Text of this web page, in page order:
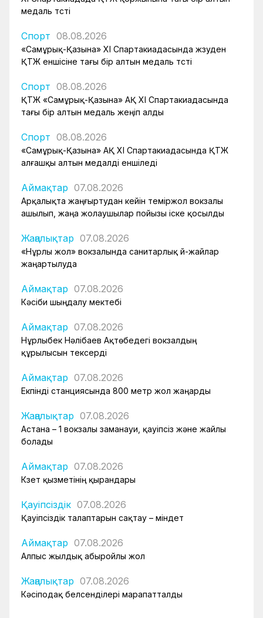
медаль түсті
Спорт 08.08.2026
«Самұрық-Қазына» XI Спартакиадасында жүзуден
ҚТЖ еншісіне тағы бір алтын медаль түсті
Спорт 08.08.2026
ҚТЖ «Самұрық-Қазына» АҚ XI Спартакиадасында
тағы бір алтын медаль жеңіп алды
Спорт 08.08.2026
«Самұрық-Қазына» АҚ XI Спартакиадасында ҚТЖ
алғашқы алтын медалді еншіледі
Аймақтар 07.08.2026
Арқалықта жаңғыртудан кейін теміржол вокзалы
ашылып, жаңа жолаушылар пойызы іске қосылды
Жаңалықтар 07.08.2026
«Нұрлы жол» вокзалында санитарлық үй-жайлар
жаңартылуда
Аймақтар 07.08.2026
Кәсіби шыңдалу мектебі
Аймақтар 07.08.2026
Нұрлыбек Нәлібаев Ақтөбедегі вокзалдың
құрылысын тексерді
Аймақтар 07.08.2026
Екпінді станциясында 800 метр жол жаңарды
Жаңалықтар 07.08.2026
Астана – 1 вокзалы заманауи, қауіпсіз және жайлы
болады
Аймақтар 07.08.2026
Күзет қызметінің қырандары
Қауіпсіздік 07.08.2026
Қауіпсіздік талаптарын сақтау – міндет
Аймақтар 07.08.2026
Алпыс жылдық абыройлы жол
Жаңалықтар 07.08.2026
Кәсіподақ белсенділері марапатталды